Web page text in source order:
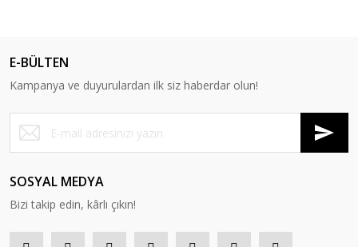
E-BÜLTEN
Kampanya ve duyurulardan ilk siz haberdar olun!
SOSYAL MEDYA
Bizi takip edin, kârlı çıkın!